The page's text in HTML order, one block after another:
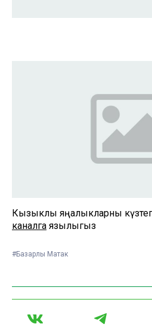
Кызыклы яңалыкларны
каналга язылыгыз
#Базарлы Матак